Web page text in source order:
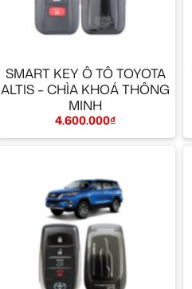
SMART KEY Ô TÔ TOYOTA
ALTIS – CHÌA KHOÁ THÔNG
MINH
4.600.000₫